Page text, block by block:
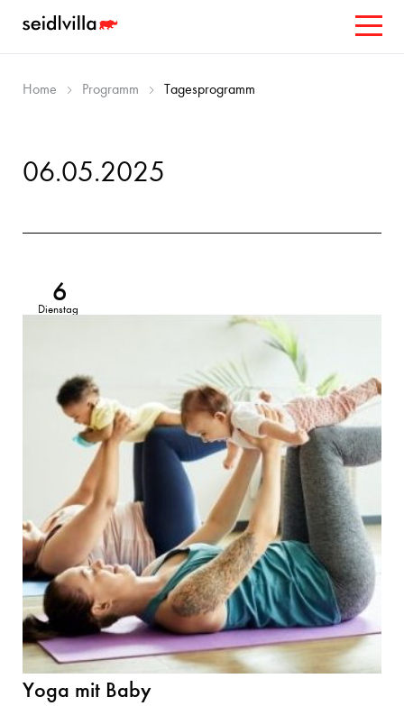
Home Programm Tagesprogramm
06.05.2025
6
Dienstag
Yoga mit Baby